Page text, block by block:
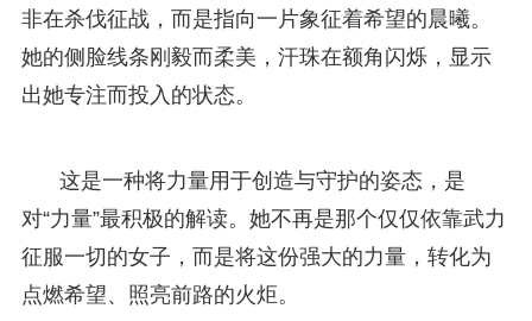
非在杀伐征战，而是指向一片象征着希望的晨曦。
她的侧脸线条刚毅而柔美，汗珠在额角闪烁，显示
出她专注而投入的状态。
这是一种将力量用于创造与守护的姿态，是
对“力量”最积极的解读。她不再是那个仅仅依靠武力
征服一切的女子，而是将这份强大的力量，转化为
点燃希望、照亮前路的火炬。